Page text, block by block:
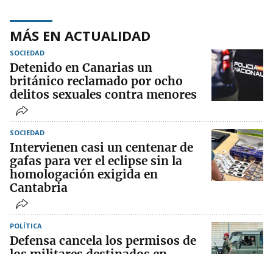
MÁS EN ACTUALIDAD
SOCIEDAD
Detenido en Canarias un
británico reclamado por ocho
delitos sexuales contra menores
SOCIEDAD
Intervienen casi un centenar de
gafas para ver el eclipse sin la
homologación exigida en
Cantabria
POLÍTICA
Defensa cancela los permisos de